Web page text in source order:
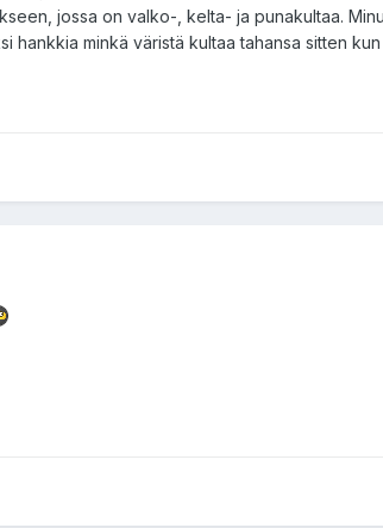
jossa on valko-, kelta- ja punakultaa.
hankkia minkä väristä kultaa tahansa sitten